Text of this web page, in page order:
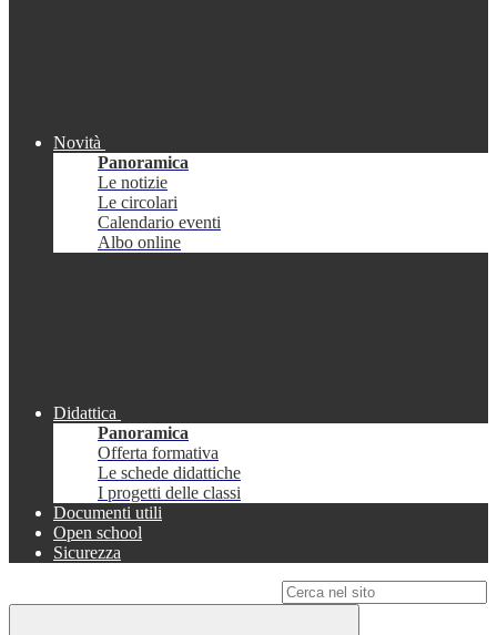
Novità
Panoramica
Le notizie
Le circolari
Calendario eventi
Albo online
Didattica
Panoramica
Offerta formativa
Le schede didattiche
I progetti delle classi
Documenti utili
Open school
Sicurezza